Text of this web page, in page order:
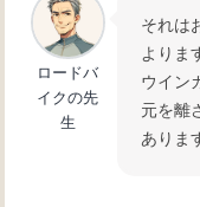
ロードバ
イクの先
生
それは
よりま
ウイン
元を離
ありま